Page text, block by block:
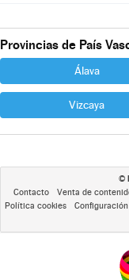
Provincias de País
Álava
Vizcaya
©
Contacto Venta de
Política cookies